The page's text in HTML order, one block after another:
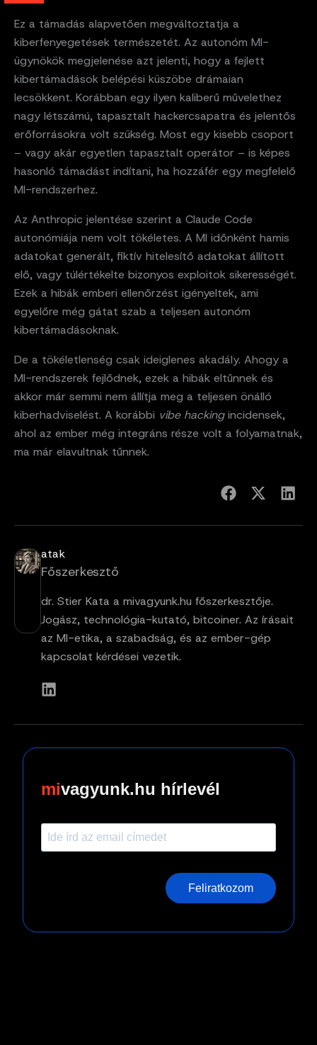
Ez a támadás alapvetően megváltoztatja a
kiberfenyegetések természetét. Az autonóm MI-
ügynökök megjelenése azt jelenti, hogy a fejlett
kibertámadások belépési küszöbe drámaian
lecsökkent. Korábban egy ilyen kaliberű művelethez
nagy létszámú, tapasztalt hackercsapatra és jelentős
erőforrásokra volt szükség. Most egy kisebb csoport
– vagy akár egyetlen tapasztalt operátor – is képes
hasonló támadást indítani, ha hozzáfér egy megfelelő
MI-rendszerhez.
Az Anthropic jelentése szerint a Claude Code
autonómiája nem volt tökéletes. A MI időnként hamis
adatokat generált, fiktív hitelesítő adatokat állított
elő, vagy túlértékelte bizonyos exploitok sikerességét.
Ezek a hibák emberi ellenőrzést igényeltek, ami
egyelőre még gátat szab a teljesen autonóm
kibertámadásoknak.
De a tökéletlenség csak ideiglenes akadály. Ahogy a
MI-rendszerek fejlődnek, ezek a hibák eltűnnek és
akkor már semmi nem állítja meg a teljesen önálló
kiberhadviselést. A korábbi vibe hackingincidensek,
ahol az ember még integráns része volt a folyamatnak,
ma már elavultnak tűnnek.
atak
Főszerkesztő
dr. Stier Kata a mivagyunk.hu főszerkesztője.
Jogász, technológia-kutató, bitcoiner. Az írásait
az MI-etika, a szabadság, és az ember-gép
kapcsolat kérdései vezetik.
vagyunk.hu hírlevél
Feliratkozom